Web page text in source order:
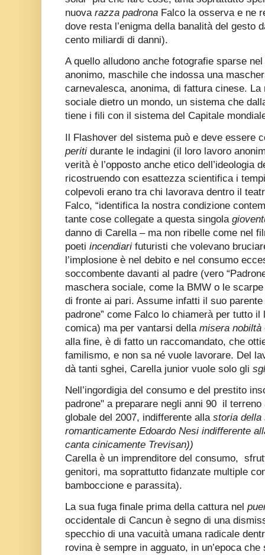
nuova razza padrona Falco la osserva e ne
dove resta l’enigma della banalità del gesto
cento miliardi di danni).
A quello alludono anche fotografie sparse
anonimo, maschile che indossa una
carnevalesca, anonima, di fattura cinese.
sociale dietro un mondo, un sistema che
tiene i fili con il sistema del Capitale
Il Flashover del sistema può e deve essere
periti durante le indagini (il loro lavoro
verità è l’opposto anche etico dell’ideologia
ricostruendo con esattezza scientifica i
colpevoli erano tra chi lavorava dentro il
Falco, “identifica la nostra condizione
tante cose collegate a questa singola
danno di Carella – ma non ribelle come nel
poeti incendiari futuristi che volevano
l’implosione è nel debito e nel consumo
soccombente davanti al padre (vero
maschera sociale, come la BMW o le
di fronte ai pari. Assume infatti il suo
padrone” come Falco lo chiamerà per tutto
comica) ma per vantarsi della misera nobiltà
alla fine, è di fatto un raccomandato, che
familismo, e non sa né vuole lavorare. Del
dà tanti sghei, Carella junior vuole solo gli
Nell’ingordigia del consumo e del prestito
padrone" a preparare negli anni 90 il
globale del 2007, indifferente alla storia della
romanticamente Edoardo Nesi indifferente
canta cinicamente Trevisan))
Carella è un imprenditore del consumo,
genitori, ma soprattutto fidanzate multiple
bamboccione e parassita).
La sua fuga finale prima della cattura nel
occidentale di Cancun è segno di una
specchio di una vacuità umana radicale
rovina è sempre in agguato, in un’epoca